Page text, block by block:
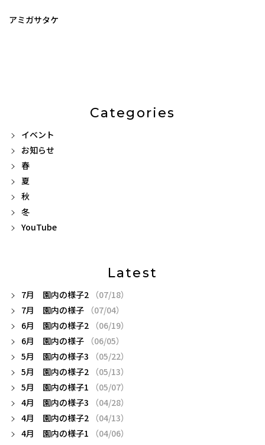
アミガサタケ
Categories
イベント
お知らせ
春
夏
秋
冬
YouTube
Latest
7月 園内の様子2
（07/18）
7月 園内の様子
（07/04）
6月 園内の様子2
（06/19）
6月 園内の様子
（06/05）
5月 園内の様子3
（05/22）
5月 園内の様子2
（05/13）
5月 園内の様子1
（05/07）
4月 園内の様子3
（04/28）
4月 園内の様子2
（04/13）
4月 園内の様子1
（04/06）